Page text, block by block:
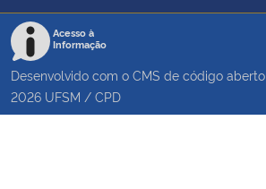
Acesso à
Informação
Desenvolvido com o CMS de código aberto
2026 UFSM / CPD